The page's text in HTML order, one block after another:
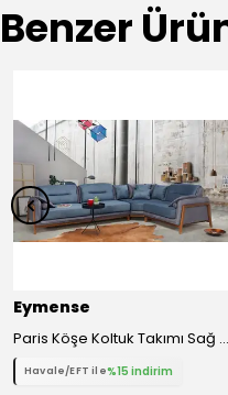
Benzer
Eymense
Paris Köşe Koltuk Takımı Sağ Köşe Mavi
Havale/EFT ile%15 indirim